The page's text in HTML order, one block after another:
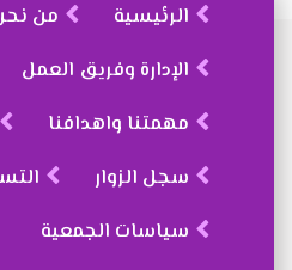
الرئيسية
من
الإدارة وفريق العمل
مهمتنا واهدافنا
سجل الزوار
سياسات الجمعية